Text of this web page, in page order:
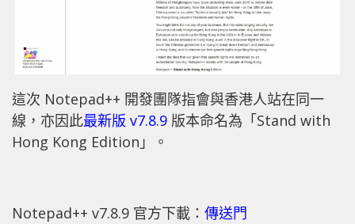
這次 Notepad++ 開發團隊指會與香港人站在同一
線，亦因此最新版 v7.8.9 版本命名為「Stand with
Hong Kong Edition」。
Notepad++ v7.8.9 官方下載： 傳送門